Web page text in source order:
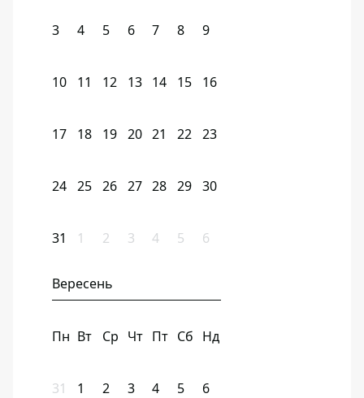
3 4 5 6 7 8 9
10 11 12 13 14 15 16
17 18 19 20 21 22 23
24 25 26 27 28 29 30
31 1 2 3 4 5 6
Вересень
Пн Вт Ср Чт Пт Сб Нд
31 1 2 3 4 5 6